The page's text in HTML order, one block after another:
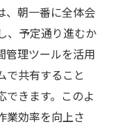
、朝一番に全体会
、予定通り進むか
管理ツールを活用
で共有すること
できます。このよ
業効率を向上さ